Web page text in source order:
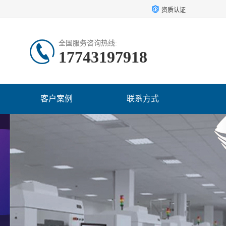
资质认证
全国服务咨询热线:
17743197918
客户案例 联系方式